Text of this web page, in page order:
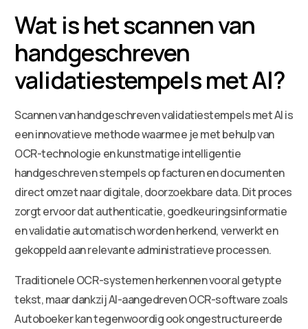
Wat is het scannen van
handgeschreven
validatiestempels met AI?
Scannen van handgeschreven validatiestempels met AI is
een innovatieve methode waarmee je met behulp van
OCR-technologie en kunstmatige intelligentie
handgeschreven stempels op facturen en documenten
direct omzet naar digitale, doorzoekbare data. Dit proces
zorgt ervoor dat authenticatie, goedkeuringsinformatie
en validatie automatisch worden herkend, verwerkt en
gekoppeld aan relevante administratieve processen.
Traditionele OCR-systemen herkennen vooral getypte
tekst, maar dankzij AI-aangedreven OCR-software zoals
Autoboeker kan tegenwoordig ook ongestructureerde